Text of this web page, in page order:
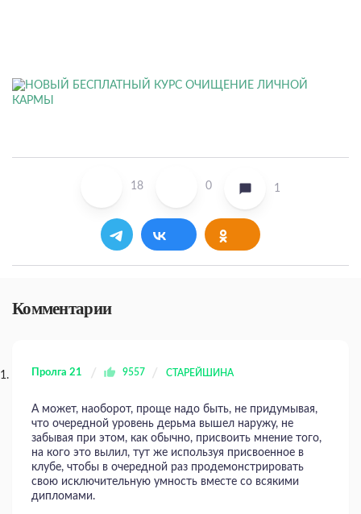
18 0 1
Комментарии
Пролга 21 9557 СТАРЕЙШИНА
А может, наоборот, проще надо быть, не придумывая,
что очередной уровень дерьма вышел наружу, не
забывая при этом, как обычно, присвоить мнение того,
на кого это вылил, тут же используя присвоенное в
клубе, чтобы в очередной раз продемонстрировать
свою исключительную умность вместе со всякими
дипломами.